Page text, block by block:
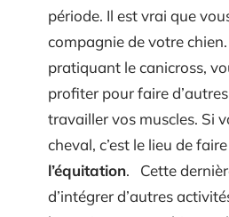
période. Il est vrai que
compagnie de votre
pratiquant le canicross,
profiter pour faire
travailler vos muscles. Si
cheval, c’est le lieu de
l’équitation. Cette
d’intégrer d’autres